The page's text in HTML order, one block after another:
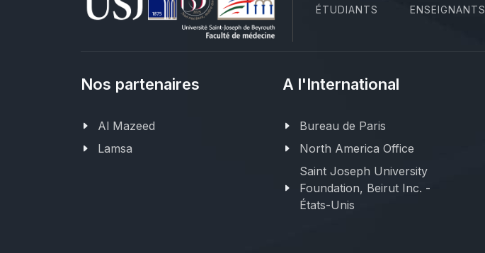
ÉTUDIANTS ENSEIGNANTS
Nos partenaires
Al Mazeed
Lamsa
A l'International
Bureau de Paris
North America Office
Saint Joseph University
Foundation, Beirut Inc. -
États-Unis